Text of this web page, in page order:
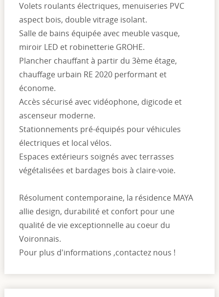
Volets roulants électriques, menuiseries PVC
aspect bois, double vitrage isolant.
Salle de bains équipée avec meuble vasque,
miroir LED et robinetterie GROHE.
Plancher chauffant à partir du 3ème étage,
chauffage urbain RE 2020 performant et
économe.
Accès sécurisé avec vidéophone, digicode et
ascenseur moderne.
Stationnements pré-équipés pour véhicules
électriques et local vélos.
Espaces extérieurs soignés avec terrasses
végétalisées et bardages bois à claire-voie.
Résolument contemporaine, la résidence MAYA
allie design, durabilité et confort pour une
qualité de vie exceptionnelle au coeur du
Voironnais.
Pour plus d'informations ,contactez nous !